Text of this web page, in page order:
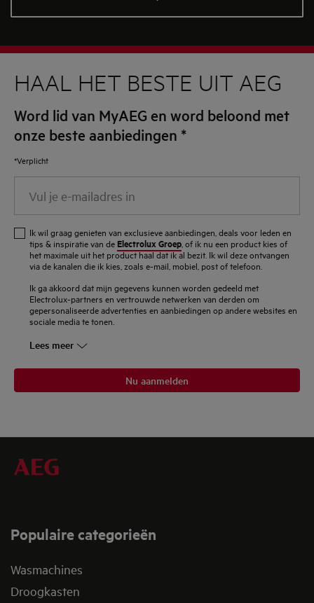
HAAL HET BESTE UIT AEG
Word lid van MyAEG en word beloond met
onze beste aanbiedingen *
*Verplicht
mailadres
Ik wil graag genieten van exclusieve aanbiedingen, deals voor leden en
tips & inspiratie van de Electrolux Groep , of ik nu een product kies of
het maximale uit het product haal dat ik al bezit. Ik wil deze ontvangen
via de kanalen die ik kies, zoals e-mail, mobiel, post of telefoon.
Ik ga akkoord dat mijn gegevens kunnen worden gedeeld met
Electrolux-partners en vertrouwde netwerken van derden om
gepersonaliseerde advertenties en aanbiedingen op andere websites en
sociale media te tonen.
Lees meer
Nu aanmelden
Populaire categorieën
Wasmachines
Droogkasten